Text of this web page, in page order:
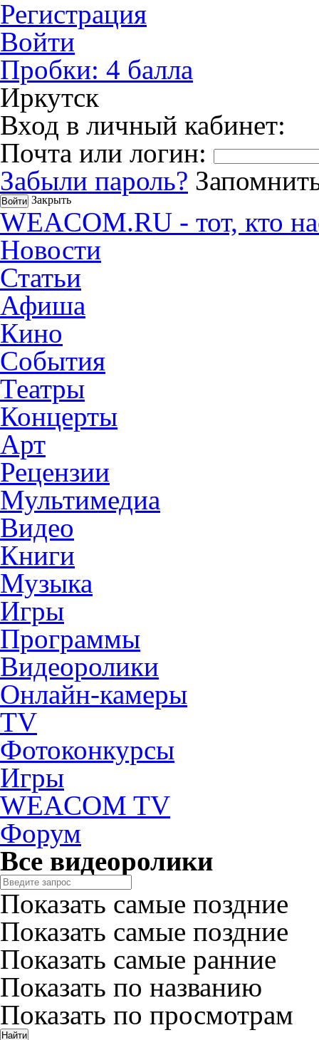
Регистрация
Войти
Пробки: 4 балла
Иркутск
Вход в личный кабинет:
Почта или логин:
Забыли пароль?
Закрыть
WEACOM.RU - тот, кто
Новости
Статьи
Афиша
Кино
События
Театры
Концерты
Арт
Рецензии
Мультимедиа
Видео
Книги
Музыка
Игры
Программы
Видеоролики
Онлайн-камеры
TV
Фотоконкурсы
Игры
WEACOM TV
Форум
Все видеоролики
Показать самые поздние
Показать самые поздние
Показать самые ранние
Показать по названию
Показать по просмотрам